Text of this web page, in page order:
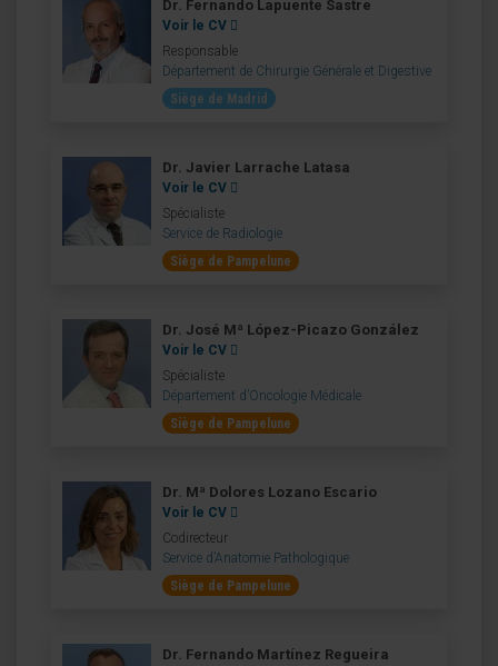
Dr. Fernando Lapuente Sastre
Voir le CV
Responsable
Département de Chirurgie Générale et Digestive
Siège de Madrid
Dr. Javier Larrache Latasa
Voir le CV
Spécialiste
Service de Radiologie
Siège de Pampelune
Dr. José Mª López-Picazo González
Voir le CV
Spécialiste
Département d’Oncologie Médicale
Siège de Pampelune
Dr. Mª Dolores Lozano Escario
Voir le CV
Codirecteur
Service d’Anatomie Pathologique
Siège de Pampelune
Dr. Fernando Martínez Regueira